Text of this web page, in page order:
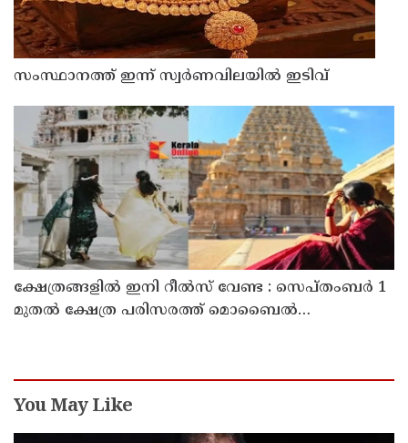
സംസ്ഥാനത്ത് ഇന്ന് സ്വർണവിലയിൽ ഇടിവ്
ക്ഷേത്രങ്ങളിൽ ഇനി റീൽസ് വേണ്ട : സെപ്തംബർ 1
മുതൽ ക്ഷേത്ര പരിസരത്ത് മൊബൈൽ
You May Like